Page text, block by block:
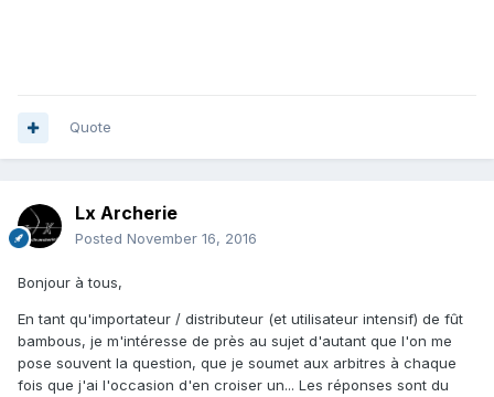
Quote
Lx Archerie
Posted November 16, 2016
Bonjour à tous,
En tant qu'importateur / distributeur (et utilisateur intensif) de fût
bambous, je m'intéresse de près au sujet d'autant que l'on me
pose souvent la question, que je soumet aux arbitres à chaque
fois que j'ai l'occasion d'en croiser un... Les réponses sont du